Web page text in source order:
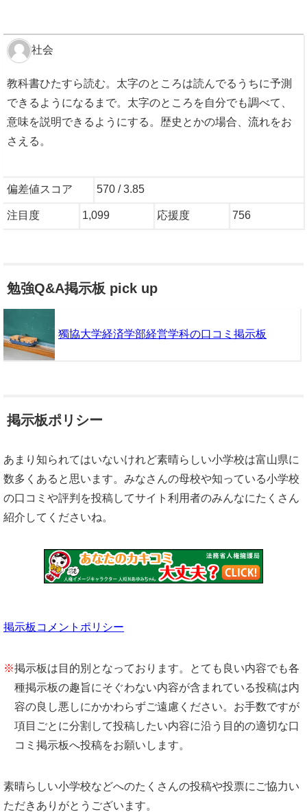
社会
教科書ひたすら読む。太字のところは読んでるうちに予測
できるようになるまで。太字のところを自分でも調べて、
意味を説明できるようにする。歴史とかの場合、流れをお
さえる。
偏差値スコア 570 / 3.85
注目度 1,099 応援度 756
勉強Q&A掲示板 pick up
獨協大学経済学部経営学科の口コミ掲示板
掲示板ポリシー
あまり知られてはいないけれど素晴らしい小学校は富山県に
数多くあると思います。みなさんの母校や知っている小学校
の口コミや評判を投稿してサイト利用者のみんなにたくさん
紹介してくださいね。
掲示板コメントポリシー
※掲示板は目的別となっております。とても良い内容でも各
種掲示板の趣旨にそぐわない内容が含まれている投稿は内
容の良し悪しにかかわらずご遠慮ください。お手数ですが
項目ごとに分割して投稿したい内容に沿う目的の適切な口
コミ掲示板へ投稿をお願いします。
素晴らしい小学校などへのたくさんの投稿や投票にご協力い
ただきありがとうございます。